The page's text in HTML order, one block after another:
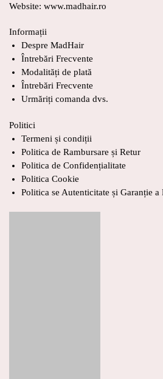
Website: www.madhair.ro
Informații
Despre MadHair
Întrebări Frecvente
Modalități de plată
Întrebări Frecvente
Urmăriți comanda dvs.
Politici
Termeni și condiții
Politica de Rambursare și Retur
Politica de Confidențialitate
Politica Cookie
Politica se Autenticitate și Garanție a